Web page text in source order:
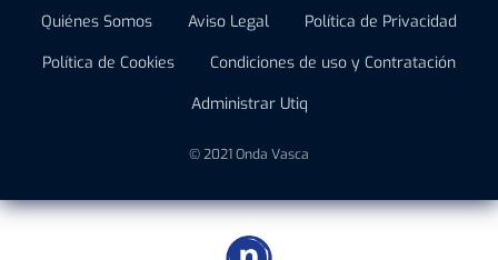
Quiénes Somos Aviso Legal
Política de Privacidad
Política de Cookies
Condiciones de uso y Contratación
Administrar Utiq
© 2021 Onda Vasca